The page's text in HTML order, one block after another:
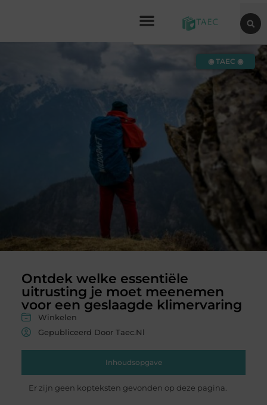
Ontdek welke essentiële
uitrusting je moet meenemen
voor een geslaagde klimervaring
Winkelen
Gepubliceerd Door Taec.nl
Inhoudsopgave
Er zijn geen kopteksten gevonden op deze pagina.
◉ TAEC ◉